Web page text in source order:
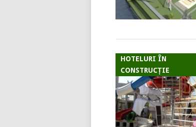
HOTELURI ÎN
CONSTRUCȚIE